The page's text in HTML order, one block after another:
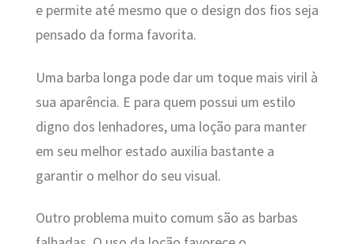
e permite até mesmo que o design dos fios seja
pensado da forma favorita.
Uma barba longa pode dar um toque mais viril à
sua aparência. E para quem possui um estilo
digno dos lenhadores, uma loção para manter
em seu melhor estado auxilia bastante a
garantir o melhor do seu visual.
Outro problema muito comum são as barbas